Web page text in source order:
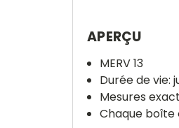
APERÇU
MERV 13
Durée de vie:
Mesures
Chaque boîte